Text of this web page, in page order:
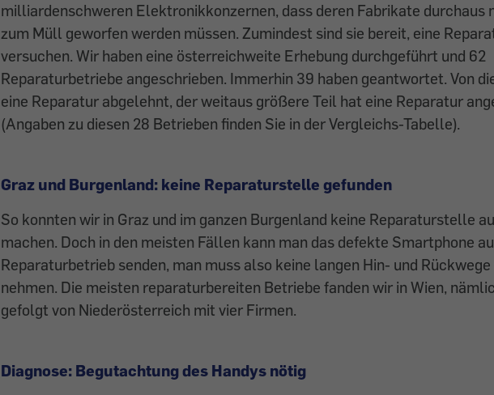
milliardenschweren Elektronikkonzernen, dass deren Fabrikate durchaus
zum Müll ­geworfen werden müssen. Zumindest sind sie bereit, eine
versuchen. Wir haben eine österreichweite Erhebung durchgeführt und 62
Reparaturbetriebe angeschrieben. Immerhin 39 haben geantwortet. Von
eine Reparatur abgelehnt, der weitaus größere Teil hat eine ­Reparatur
(Angaben zu diesen 28 Betrieben finden Sie in der Vergleichs-Tabelle).
Graz und Burgenland: keine Reparaturstelle gefunden
So konnten wir in Graz und im ganzen Burgenland keine Reparaturstelle
machen. Doch in den meisten Fällen kann man das defekte Smartphone
Reparaturbetrieb senden, man muss also keine ­langen Hin- und Rückwege
nehmen. Die meisten reparaturbereiten Betriebe ­fanden wir in Wien,
gefolgt von Niederösterreich mit vier Firmen.
Diagnose: Begutachtung des Handys nötig